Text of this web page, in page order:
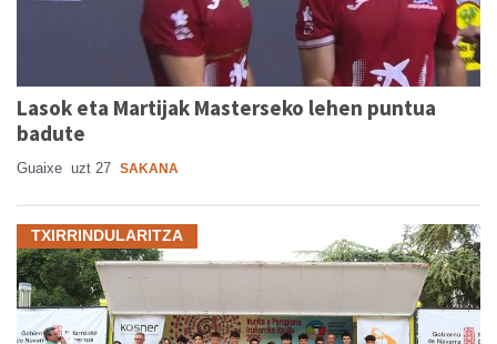
Lasok eta Martijak Masterseko lehen puntua
badute
Guaixe uzt 27 SAKANA
TXIRRINDULARITZA